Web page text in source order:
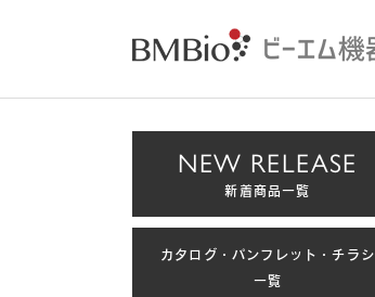
NEW RELEASE
新着商品一覧
カタログ・パンフレット・チラシ
一覧